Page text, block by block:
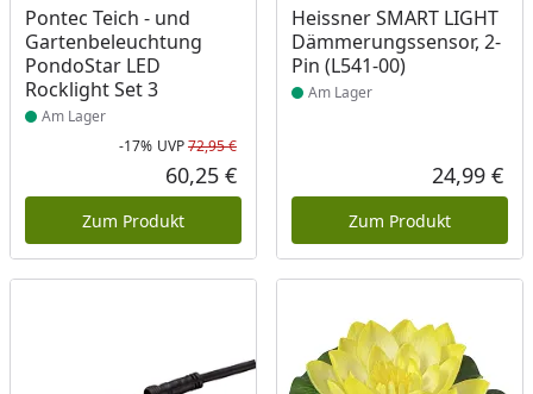
Pontec Teich - und
Gartenbeleuchtung
PondoStar LED
Rocklight Set 3
Produkt am Lager
Am Lager
Rabatt in Prozent
-17%
Ursprünglicher Preis
UVP72,95 €
Aktueller Preis
60,25 €
Zum Produkt
Heissner SMART LIGHT
Dämmerungssensor, 2-
Pin (L541-00)
Produkt am Lager
Am Lager
24,99 €
Zum Produkt